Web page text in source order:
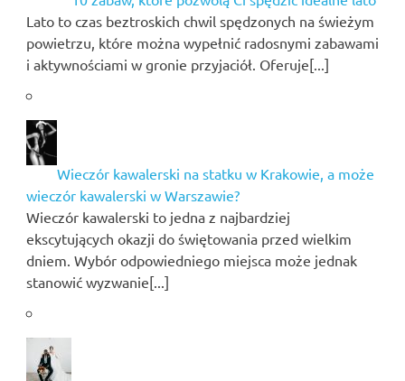
Lato to czas beztroskich chwil spędzonych na świeżym
powietrzu, które można wypełnić radosnymi zabawami
i aktywnościami w gronie przyjaciół. Oferuje[...]
Wieczór kawalerski na statku w Krakowie, a może
wieczór kawalerski w Warszawie?
Wieczór kawalerski to jedna z najbardziej
ekscytujących okazji do świętowania przed wielkim
dniem. Wybór odpowiedniego miejsca może jednak
stanowić wyzwanie[...]